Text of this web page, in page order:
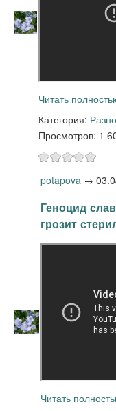
Читать
Категория:
Просмотров: 1
potapova →
Геноцид
грозит
Читать